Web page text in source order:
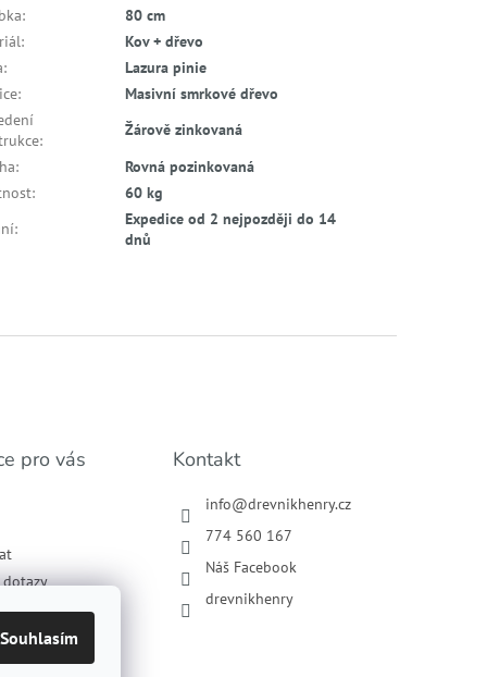
Souhlasím
:
80 cm
:
Kov + dřevo
:
Lazura pinie
:
Masivní smrkové dřevo
:
Žárově zinkovaná
:
Rovná pozinkovaná
:
60 kg
:
Expedice od 2 nejpozději do 14
dnů
pro vás
osobních
Kontakt
info@drevnikhenry.cz
774 560 167
Náš Facebook
drevnikhenry